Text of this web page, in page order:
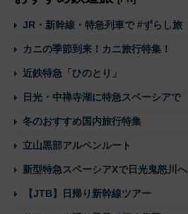
JR・新幹線・特急列車で #ずらし旅
カニの季節到来！カニ旅行特集！
近鉄特急「ひのとり」
日光・中禅寺湖に特急スペーシアで
冬のおすすめ国内旅行特集
立山黒部アルペンルート
新型特急スペーシアXで日光鬼怒川へ
【JTB】日帰り新幹線ツアー